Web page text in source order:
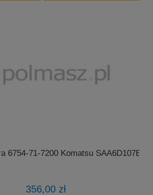
6754-71-7200 Komatsu SAA6D107E
356,00 zł